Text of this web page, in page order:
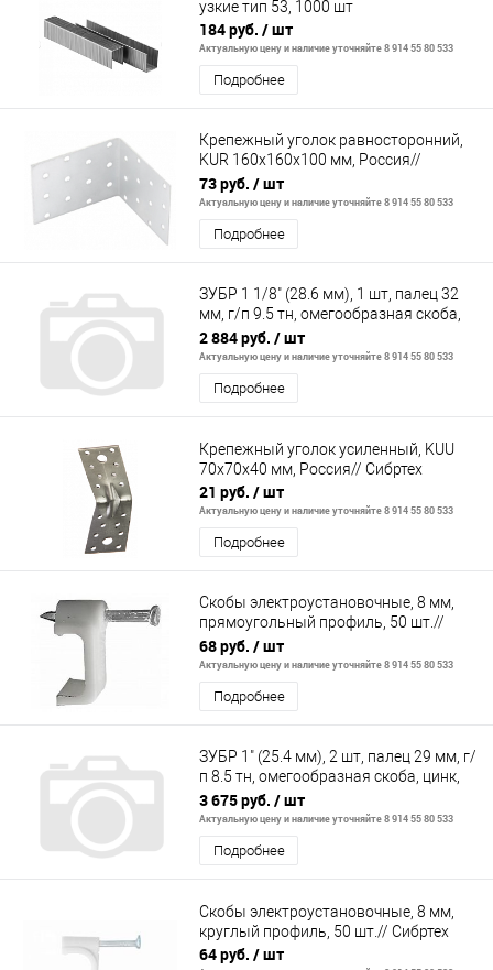
узкие тип 53, 1000 шт
184 руб. / шт
Актуальную цену и наличие уточняйте 8 914 55 80 533
Подробнее
Крепежный уголок равносторонний,
KUR 160x160x100 мм, Россия//
Сибртех
73 руб. / шт
Актуальную цену и наличие уточняйте 8 914 55 80 533
Подробнее
ЗУБР 1 1/8" (28.6 мм), 1 шт, палец 32
мм, г/п 9.5 тн, омегообразная скоба,
цинк, Профессионал (3045
2 884 руб. / шт
Актуальную цену и наличие уточняйте 8 914 55 80 533
Подробнее
Крепежный уголок усиленный, KUU
70x70x40 мм, Россия// Сибртех
21 руб. / шт
Актуальную цену и наличие уточняйте 8 914 55 80 533
Подробнее
Скобы электроустановочные, 8 мм,
прямоугольный профиль, 50 шт.//
Сибртех
68 руб. / шт
Актуальную цену и наличие уточняйте 8 914 55 80 533
Подробнее
ЗУБР 1" (25.4 мм), 2 шт, палец 29 мм, г/
п 8.5 тн, омегообразная скоба, цинк,
Профессионал (304525-2
3 675 руб. / шт
Актуальную цену и наличие уточняйте 8 914 55 80 533
Подробнее
Скобы электроустановочные, 8 мм,
круглый профиль, 50 шт.// Сибртех
64 руб. / шт